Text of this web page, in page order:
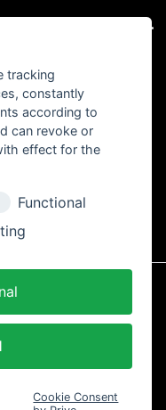
und Versand
tracking
constantly
according to
can revoke or
effect for the
Functional
Cookie Consent